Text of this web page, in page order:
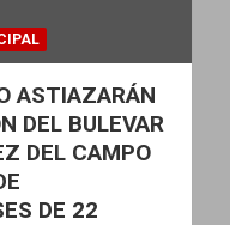
ASTIAZARÁN
DEL BULEVAR
DEL CAMPO
DE 22